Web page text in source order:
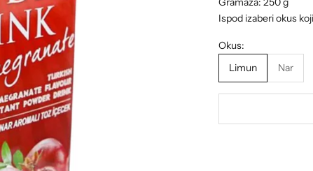
Ispod izaberi okus
Okus:
Limun
Nar